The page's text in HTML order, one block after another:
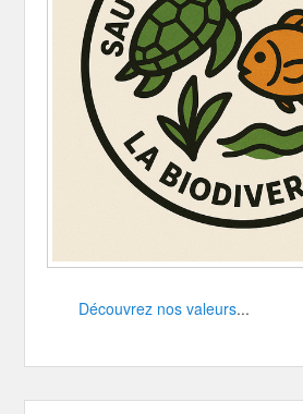
Découvrez nos valeurs...